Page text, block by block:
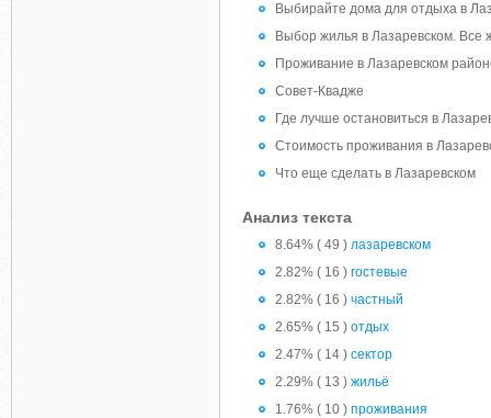
Выбирайте дома для отдыха в
Выбор жилья в Лазаревском. Все
Проживание в Лазаревском
Совет-Квадже
Где лучше остановиться в
Стоимость проживания в
Что еще сделать в Лазаревском
Анализ текста
8.64% ( 49 ) лазаревском
2.82% ( 16 ) гостевые
2.82% ( 16 ) частный
2.65% ( 15 ) отдых
2.47% ( 14 ) сектор
2.29% ( 13 ) жильё
1.76% ( 10 ) проживания